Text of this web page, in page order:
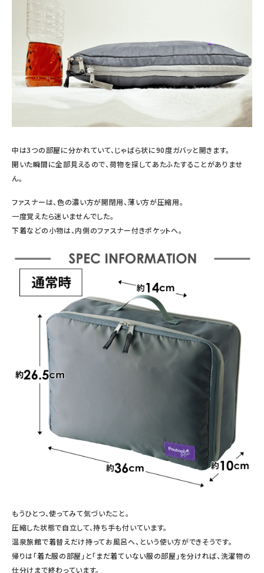
中は3つの部屋に分かれていて、じゃばら状に90度ガバッと開きます。
開いた瞬間に全部見えるので、荷物を探してあたふたすることがありませ
ん。
ファスナーは、色の濃い方が開閉用、薄い方が圧縮用。
一度覚えたら迷いませんでした。
下着などの小物は、内側のファスナー付きポケットへ。
もうひとつ、使ってみて気づいたこと。
圧縮した状態で自立して、持ち手も付いています。
温泉旅館で着替えだけ持ってお風呂へ、という使い方ができそうです。
帰りは「着た服の部屋」と「まだ着ていない服の部屋」を分ければ、洗濯物の
仕分けまで終わっています。